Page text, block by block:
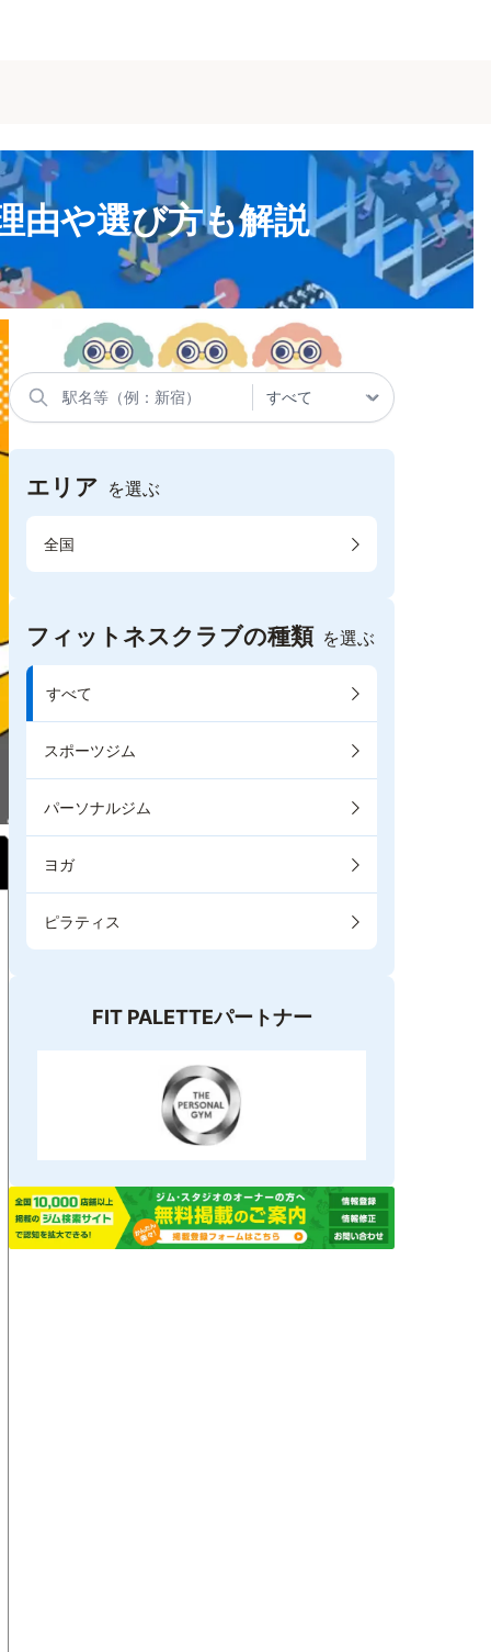
由や選び方も解説
エリア を選ぶ
全国
フィットネスクラブの種類 を選ぶ
すべて
スポーツジム
パーソナルジム
ヨガ
ピラティス
FIT PALETTEパートナー